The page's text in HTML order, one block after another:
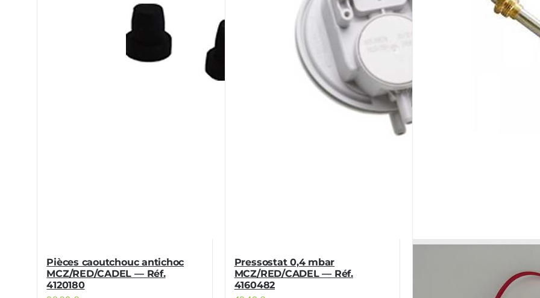
Pièces caoutchouc antichoc
MCZ/RED/CADEL — Réf.
4120180
Pressostat 0,4 mbar
MCZ/RED/CADEL — Réf.
4160482